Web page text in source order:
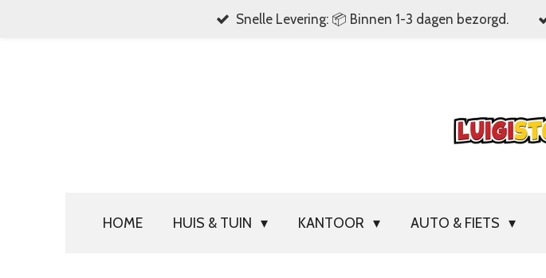
Snelle Levering: 📦 Binnen 1-3 dagen bezorgd.
HOME HUIS & TUIN KANTOOR AUTO & FIETS